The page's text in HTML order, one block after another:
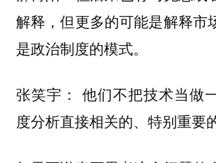
解释，但更多的可能是解释市
是政治制度的模式。
张笑宇： 他们不把技术当做
度分析直接相关的、特别重要